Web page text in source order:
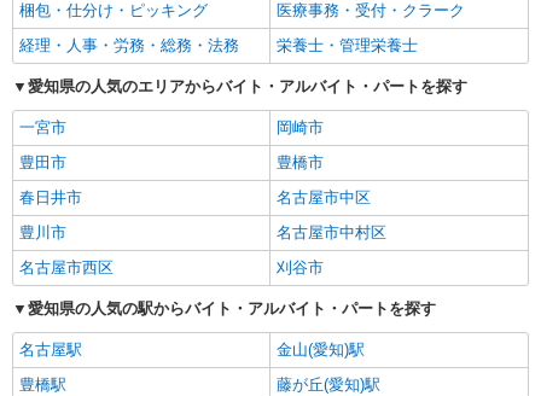
梱包・仕分け・ピッキング
医療事務・受付・クラーク
経理・人事・労務・総務・法務
栄養士・管理栄養士
愛知県の人気のエリアからバイト・アルバイト・パートを探す
一宮市
岡崎市
豊田市
豊橋市
春日井市
名古屋市中区
豊川市
名古屋市中村区
名古屋市西区
刈谷市
愛知県の人気の駅からバイト・アルバイト・パートを探す
名古屋駅
金山(愛知)駅
豊橋駅
藤が丘(愛知)駅